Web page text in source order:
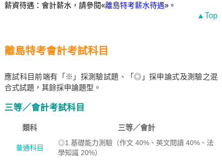
薪資待遇：會計薪水，請參閱«離島特考薪水待遇»。
▲Top
離島特考會計考試科目
應試科目前端有「※」採測驗試題、「◎」採申論式及測驗之混
合式試題，其餘採申論題型。
三等／會計考試科目
類科 三等／會計
普通科目
◎1.基礎能力測驗（作文 40%、英文閱讀 40%、法
學知識 20%）